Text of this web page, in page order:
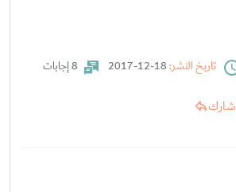
تاريخ النشر: 8 إجابات
شارك